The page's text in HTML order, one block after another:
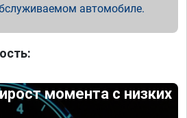
автомобиле.
момента с низких